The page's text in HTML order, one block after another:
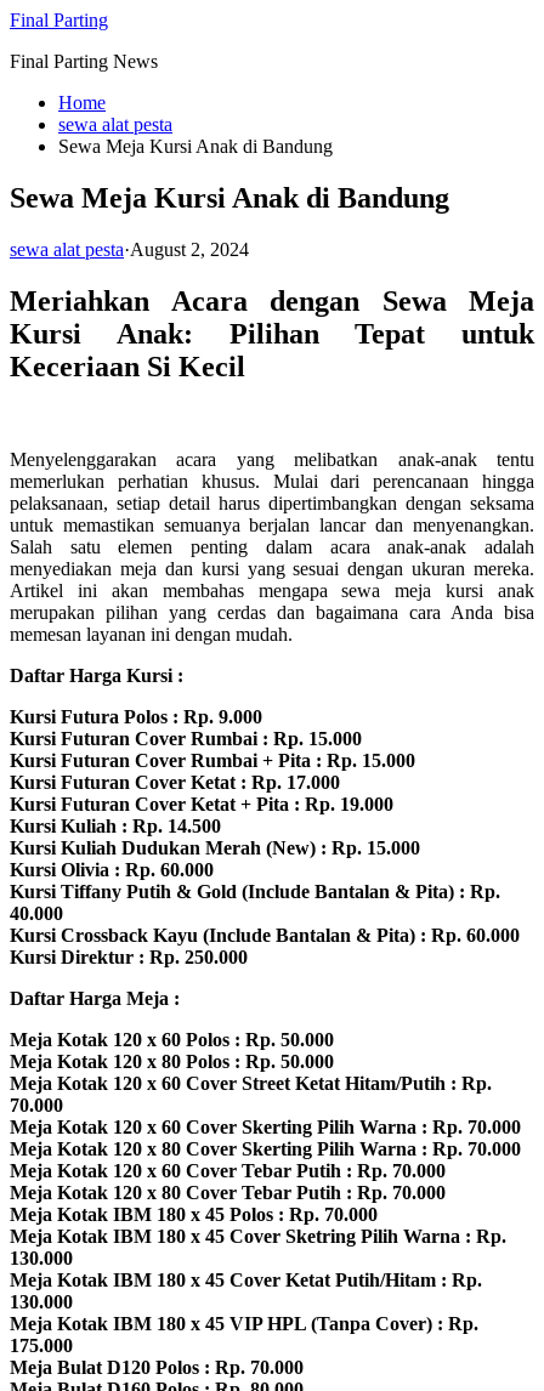
Skip
content
Final Parting
Final Parting News
Home
sewa alat pesta
Sewa Meja Kursi Anak di Bandung
Sewa Meja Kursi Anak di Bandung
sewa alat pesta·August 2, 2024
Meriahkan Acara dengan Sewa Meja
Kursi Anak: Pilihan Tepat untuk
Keceriaan Si Kecil
Menyelenggarakan acara yang melibatkan anak-anak tentu
memerlukan perhatian khusus. Mulai dari perencanaan hingga
pelaksanaan, setiap detail harus dipertimbangkan dengan seksama
untuk memastikan semuanya berjalan lancar dan menyenangkan.
Salah satu elemen penting dalam acara anak-anak adalah
menyediakan meja dan kursi yang sesuai dengan ukuran mereka.
Artikel ini akan membahas mengapa sewa meja kursi anak
merupakan pilihan yang cerdas dan bagaimana cara Anda bisa
memesan layanan ini dengan mudah.
Daftar Harga Kursi :
Kursi Futura Polos : Rp. 9.000
Kursi Futuran Cover Rumbai : Rp. 15.000
Kursi Futuran Cover Rumbai + Pita : Rp. 15.000
Kursi Futuran Cover Ketat : Rp. 17.000
Kursi Futuran Cover Ketat + Pita : Rp. 19.000
Kursi Kuliah : Rp. 14.500
Kursi Kuliah Dudukan Merah (New) : Rp. 15.000
Kursi Olivia : Rp. 60.000
Kursi Tiffany Putih & Gold (Include Bantalan & Pita) : Rp.
40.000
Kursi Crossback Kayu (Include Bantalan & Pita) : Rp. 60.000
Kursi Direktur : Rp. 250.000
Daftar Harga Meja :
Meja Kotak 120 x 60 Polos : Rp. 50.000
Meja Kotak 120 x 80 Polos : Rp. 50.000
Meja Kotak 120 x 60 Cover Street Ketat Hitam/Putih : Rp.
70.000
Meja Kotak 120 x 60 Cover Skerting Pilih Warna : Rp. 70.000
Meja Kotak 120 x 80 Cover Skerting Pilih Warna : Rp. 70.000
Meja Kotak 120 x 60 Cover Tebar Putih : Rp. 70.000
Meja Kotak 120 x 80 Cover Tebar Putih : Rp. 70.000
Meja Kotak IBM 180 x 45 Polos : Rp. 70.000
Meja Kotak IBM 180 x 45 Cover Sketring Pilih Warna : Rp.
130.000
Meja Kotak IBM 180 x 45 Cover Ketat Putih/Hitam : Rp.
130.000
Meja Kotak IBM 180 x 45 VIP HPL (Tanpa Cover) : Rp.
175.000
Meja Bulat D120 Polos : Rp. 70.000